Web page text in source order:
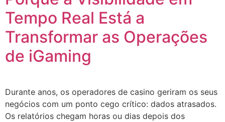
Tempo Real Está a
Transformar as Operações
de iGaming
Durante anos, os operadores de casino geriram os seus
negócios com um ponto cego crítico: dados atrasados.
Os relatórios chegam horas ou dias depois dos